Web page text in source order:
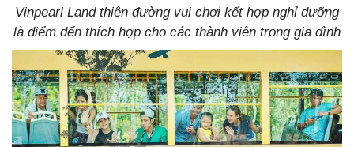
Vinpearl Land thiên đường vui chơi kết hợp nghỉ dưỡng
là điểm đến thích hợp cho các thành viên trong gia đình